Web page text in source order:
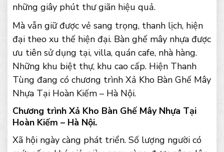
những giây phút thư giãn hiệu quả.
Mà vẫn giữ được vẻ sang trọng, thanh lịch, hiện
đại theo xu thế hiện đại. Bàn ghế mây nhựa được
ưu tiên sử dụng tại, villa, quán cafe, nhà hàng.
Những khu biệt thự, khu cao cấp. Hiện Thanh
Tùng đang có chương trình Xả Kho Bàn Ghế Mây
Nhựa Tại Hoàn Kiếm – Hà Nội.
Chương trình Xả Kho Bàn Ghế Mây Nhựa Tại
Hoàn Kiếm – Hà Nội.
Xã hội ngày càng phát triển. Số lượng người có